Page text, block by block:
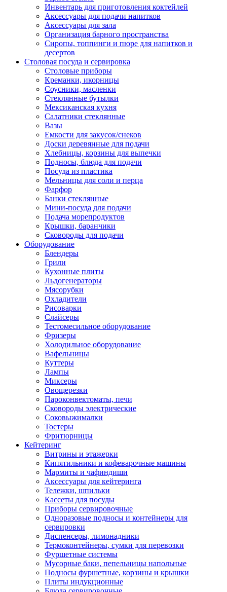
Инвентарь для приготовления коктейлей
Аксессуары для подачи напитков
Аксессуары для зала
Организация барного пространства
Сиропы, топпинги и пюре для напитков и
десертов
Столовая посуда и сервировка
Столовые приборы
Креманки, икорницы
Соусники, масленки
Стеклянные бутылки
Мексиканская кухня
Салатники стеклянные
Вазы
Емкости для закусок/снеков
Доски деревянные для подачи
Хлебницы, корзины для выпечки
Подносы, блюда для подачи
Посуда из пластика
Мельницы для соли и перца
Фарфор
Банки стеклянные
Мини-посуда для подачи
Подача морепродуктов
Крышки, баранчики
Сковороды для подачи
Оборудование
Блендеры
Грили
Кухонные плиты
Льдогенераторы
Мясорубки
Охладители
Рисоварки
Слайсеры
Тестомесильное оборудование
Фризеры
Холодильное оборудование
Вафельницы
Куттеры
Лампы
Миксеры
Овощерезки
Пароконвектоматы, печи
Сковороды электрические
Соковыжималки
Тостеры
Фритюрницы
Кейтеринг
Витрины и этажерки
Кипятильники и кофеварочные машины
Мармиты и чафиндиши
Аксессуары для кейтеринга
Тележки, шпильки
Кассеты для посуды
Приборы сервировочные
Одноразовые подносы и контейнеры для
сервировки
Диспенсеры, лимонадники
Термоконтейнеры, сумки для перевозки
Фуршетные системы
Мусорные баки, пепельницы напольные
Подносы фуршетные, корзины и крышки
Плиты индукционные